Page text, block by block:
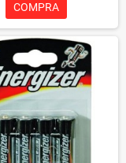
COMPRA